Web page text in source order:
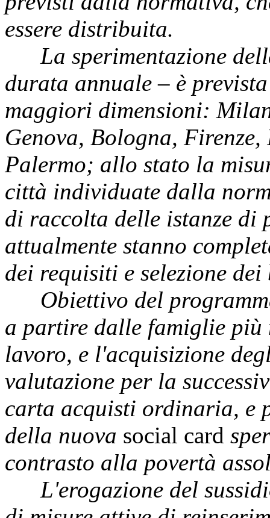
essere distribuita.
La sperimentazione
durata annuale – è
maggiori dimensioni:
Genova, Bologna,
Palermo; allo stato la
città individuate dalla
di raccolta delle istanze di
attualmente stanno
dei requisiti e selezione
Obiettivo del
a partire dalle famiglie
lavoro, e l'acquisizione
valutazione per la
carta acquisti ordinaria, e
della nuova social card
contrasto alla povertà
L'erogazione del